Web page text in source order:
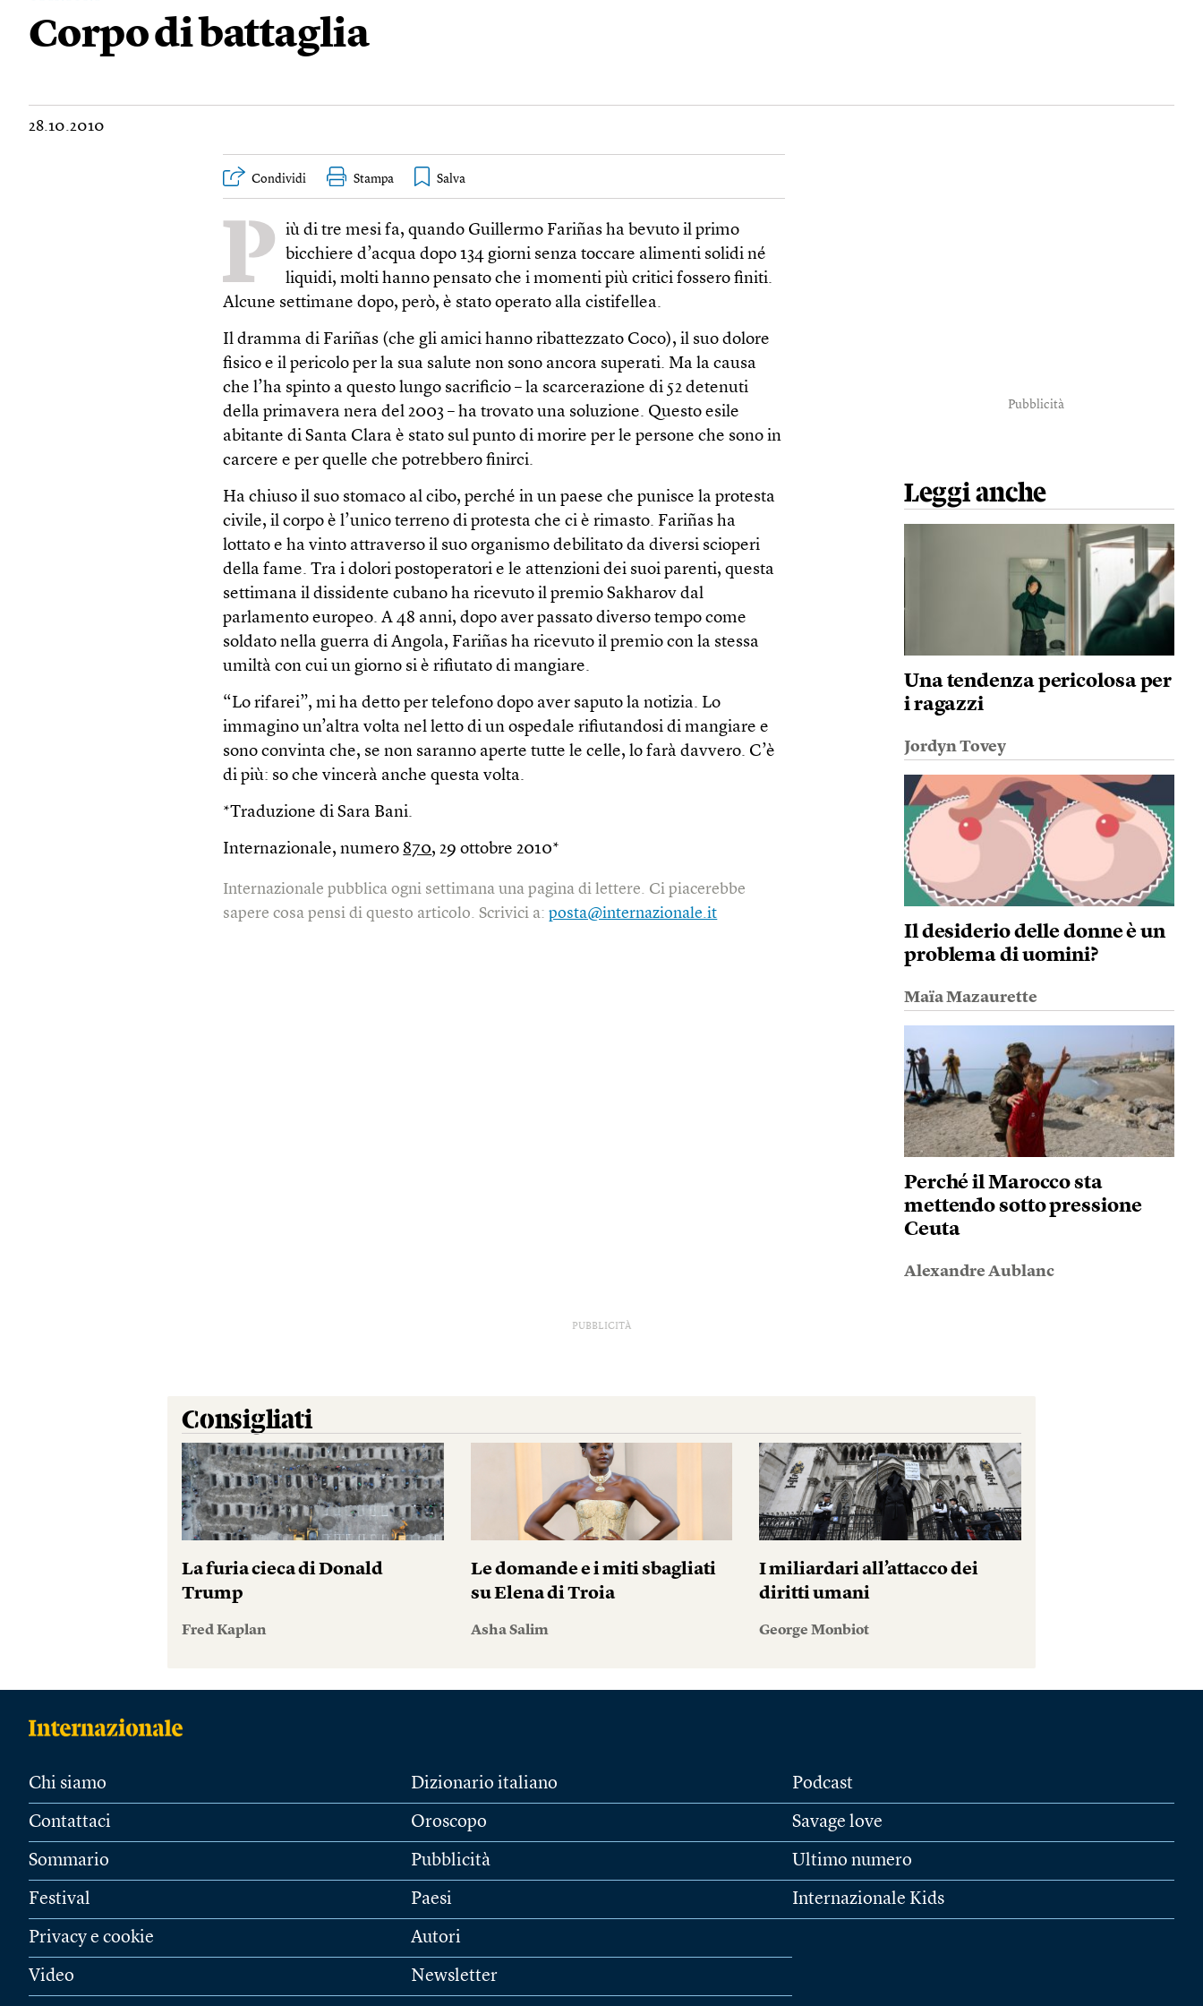
Corpo di battaglia
28.10.2010
Condividi Stampa
P
iù di tre mesi fa, quando Guillermo Fariñas ha bevuto il primo
bicchiere d’acqua dopo 134 giorni senza toccare alimenti solidi né
liquidi, molti hanno pensato che i momenti più critici fossero finiti.
Alcune settimane dopo, però, è stato operato alla cistifellea.
Il dramma di Fariñas (che gli amici hanno ribattezzato Coco), il suo dolore
fisico e il pericolo per la sua salute non sono ancora superati. Ma la causa
che l’ha spinto a questo lungo sacrificio – la scarcerazione di 52 detenuti
della primavera nera del 2003 – ha trovato una soluzione. Questo esile
abitante di Santa Clara è stato sul punto di morire per le persone che sono in
carcere e per quelle che potrebbero finirci.
Ha chiuso il suo stomaco al cibo, perché in un paese che punisce la protesta
civile, il corpo è l’unico terreno di protesta che ci è rimasto. Fariñas ha
lottato e ha vinto attraverso il suo organismo debilitato da diversi scioperi
della fame. Tra i dolori postoperatori e le attenzioni dei suoi parenti, questa
settimana il dissidente cubano ha ricevuto il premio Sakharov dal
parlamento europeo. A 48 anni, dopo aver passato diverso tempo come
soldato nella guerra di Angola, Fariñas ha ricevuto il premio con la stessa
umiltà con cui un giorno si è rifiutato di mangiare.
“Lo rifarei”, mi ha detto per telefono dopo aver saputo la notizia. Lo
immagino un’altra volta nel letto di un ospedale rifiutandosi di mangiare e
sono convinta che, se non saranno aperte tutte le celle, lo farà davvero. C’è
di più: so che vincerà anche questa volta.
*Traduzione di Sara Bani.
Internazionale, numero 870, 29 ottobre 2010*
Internazionale pubblica ogni settimana una pagina di lettere. Ci piacerebbe
sapere cosa pensi di questo articolo. Scrivici a:posta@internazionale.it
Pubblicità
Leggi anche
Una tendenza pericolosa per
i ragazzi
Jordyn Tovey
Il desiderio delle donne è un
problema di uomini?
Maïa Mazaurette
Perché il Marocco sta
mettendo sotto pressione
Ceuta
Alexandre Aublanc
PUBBLICITÀ
Consigliati
La furia cieca di Donald
Trump
Fred Kaplan
Le domande e i miti sbagliati
su Elena di Troia
Asha Salim
I miliardari all’attacco dei
diritti umani
George Monbiot
Chi siamo
Contattaci
Sommario
Festival
Privacy e cookie
Video
Dizionario italiano
Oroscopo
Pubblicità
Paesi
Autori
Newsletter
Podcast
Savage love
Ultimo numero
Internazionale Kids